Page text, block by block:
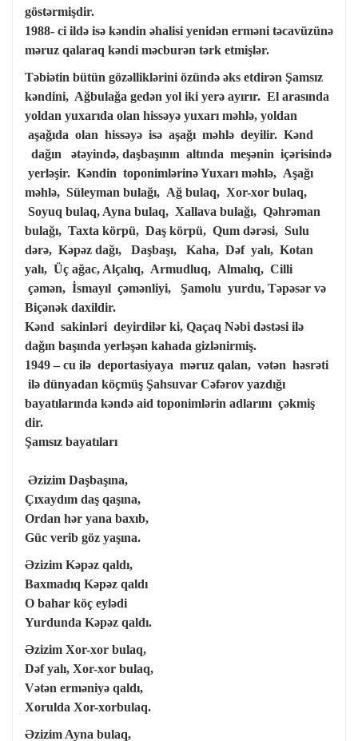
göstərmişdir.
1988- ci ildə isə kəndin əhalisi yenidən erməni təcavüzünə
məruz qalaraq kəndi məcburən tərk etmişlər.
Təbiətin bütün gözəlliklərini özündə əks etdirən Şamsız
kəndini, Ağbulağa gedən yol iki yerə ayırır. El arasında
yoldan yuxarıda olan hissəyə yuxarı məhlə, yoldan
aşağıda olan hissəyə isə aşağı məhlə deyilir. Kənd
dağın ətəyində, daşbaşının altında meşənin içərisində
yerləşir. Kəndin toponimlərinə Yuxarı məhlə, Aşağı
məhlə, Süleyman bulağı, Ağ bulaq, Xor-xor bulaq,
Soyuq bulaq, Ayna bulaq, Xallava bulağı, Qəhrəman
bulağı, Taxta körpü, Daş körpü, Qum dərəsi, Sulu
dərə, Kəpəz dağı, Daşbaşı, Kaha, Dəf yalı, Kotan
yalı, Üç ağac, Alçalıq, Armudluq, Almalıq, Cilli
çəmən, İsmayıl çəmənliyi, Şamolu yurdu, Təpəsər və
Biçənək daxildir.
Kənd sakinləri deyirdilər ki, Qaçaq Nəbi dəstəsi ilə
dağın başında yerləşən kahada gizlənirmiş.
1949 – cu ilə deportasiyaya məruz qalan, vətən həsrəti
ilə dünyadan köçmüş Şahsuvar Cəfərov yazdığı
bayatılarında kəndə aid toponimlərin adlarını çəkmiş
dir.
Şamsız bayatıları
Əzizim Daşbaşına,
Çıxaydım daş qaşına,
Ordan hər yana baxıb,
Güc verib göz yaşına.
Əzizim Kəpəz qaldı,
Baxmadıq Kəpəz qaldı
O bahar köç eylədi
Yurdunda Kəpəz qaldı.
Əzizim Xor-xor bulaq,
Dəf yalı, Xor-xor bulaq,
Vətən erməniyə qaldı,
Xorulda Xor-xorbulaq.
Əzizim Ayna bulaq,